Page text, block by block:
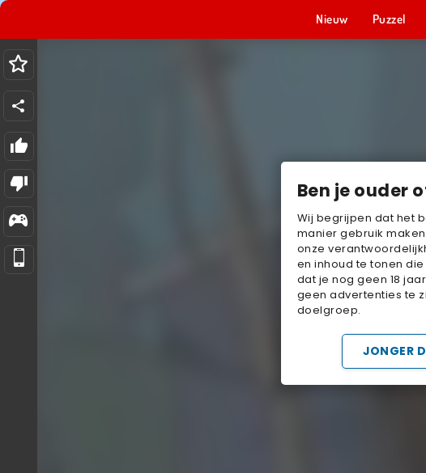
Ben je ouder
Wij begrijpen dat het
manier gebruik
onze
en inhoud te tonen
dat je nog geen 18
geen advertenties te
doelgroep.
JONGER
Nieuw Puzzel